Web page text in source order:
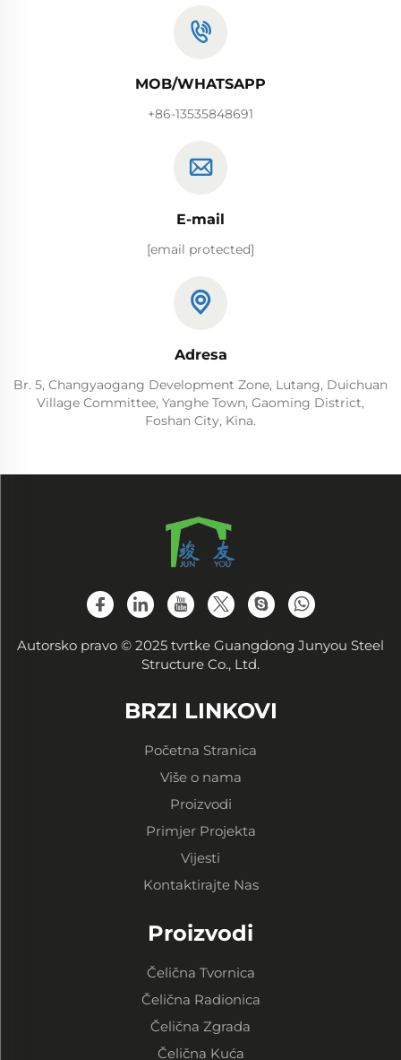
MOB/WHATSAPP
+86-13535848691
E-mail
[email protected]
Adresa
Br. 5, Changyaogang Development Zone, Lutang, Duichuan
Village Committee, Yanghe Town, Gaoming District,
Foshan City, Kina.
Autorsko pravo © 2025 tvrtke Guangdong Junyou Steel
Structure Co., Ltd.
BRZI LINKOVI
Početna Stranica
Više o nama
Proizvodi
Primjer Projekta
Vijesti
Kontaktirajte Nas
Proizvodi
Čelična Tvornica
Čelična Radionica
Čelična Zgrada
Čelična Kuća